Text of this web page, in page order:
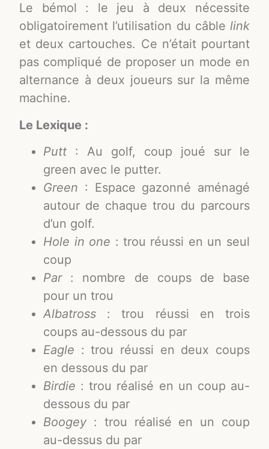
Le bémol : le jeu à deux nécessite
obligatoirement l’utilisation du câble link
et deux cartouches. Ce n’était pourtant
pas compliqué de proposer un mode en
alternance à deux joueurs sur la même
machine.
Le Lexique :
Putt : Au golf, coup joué sur le
green avec le putter.
Green : Espace gazonné aménagé
autour de chaque trou du parcours
d’un golf.
Hole in one : trou réussi en un seul
coup
Par : nombre de coups de base
pour un trou
Albatross : trou réussi en trois
coups au-dessous du par
Eagle : trou réussi en deux coups
en dessous du par
Birdie : trou réalisé en un coup au-
dessous du par
Boogey : trou réalisé en un coup
au-dessus du par